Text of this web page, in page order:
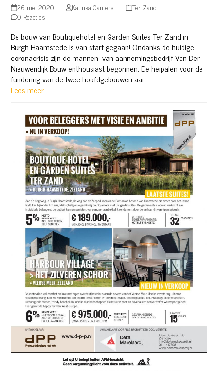
26 mei 2020 Katinka Canters
Ter Zand
0 Reacties
De bouw van Boutiquehotel en Garden Suites Ter Zand in
Burgh-Haamstede is van start gegaan! Ondanks de huidige
coronacrisis zijn de mannen van aannemingsbedrijf Van Den
Nieuwendijk Bouw enthousiast begonnen. De heipalen voor de
fundering van de twee hoofdgebouwen aan…
Lees meer